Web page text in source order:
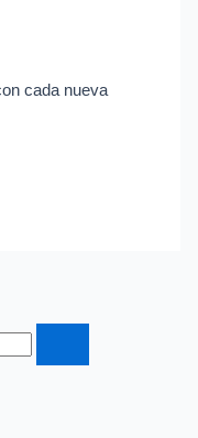
cada nueva